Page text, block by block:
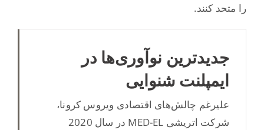
را متحد کنند.
جدیدترین نوآوری‌ها در
ایمپلنت شنوایی
علیرغم چالش‌های اقتصادی ویروس کرونا،
شرکت اتریشی MED-EL در سال 2020